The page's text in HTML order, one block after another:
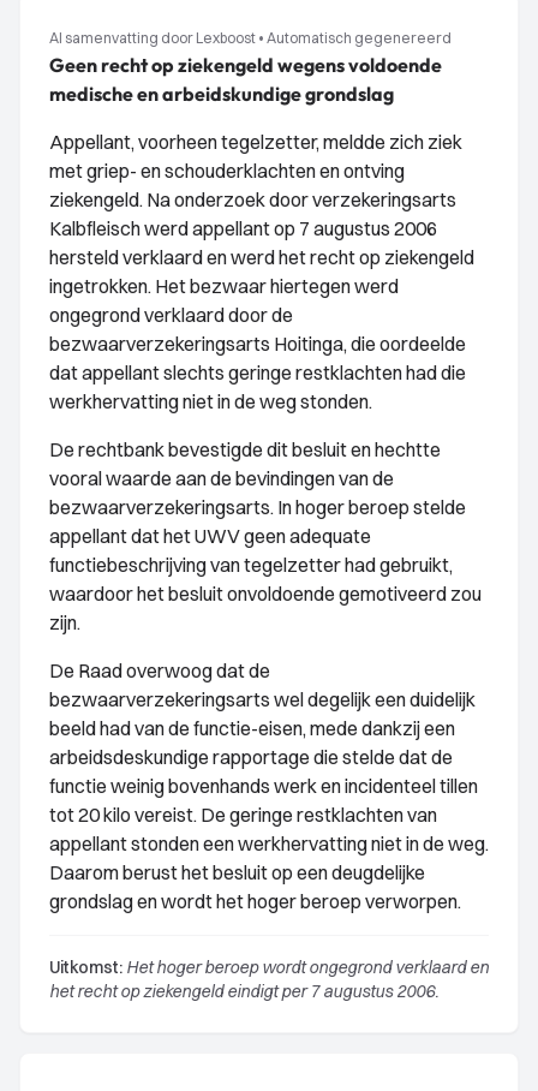
AI samenvatting door Lexboost • Automatisch gegenereerd
Geen recht op ziekengeld wegens voldoende
medische en arbeidskundige grondslag
Appellant, voorheen tegelzetter, meldde zich ziek
met griep- en schouderklachten en ontving
ziekengeld. Na onderzoek door verzekeringsarts
Kalbfleisch werd appellant op 7 augustus 2006
hersteld verklaard en werd het recht op ziekengeld
ingetrokken. Het bezwaar hiertegen werd
ongegrond verklaard door de
bezwaarverzekeringsarts Hoitinga, die oordeelde
dat appellant slechts geringe restklachten had die
werkhervatting niet in de weg stonden.
De rechtbank bevestigde dit besluit en hechtte
vooral waarde aan de bevindingen van de
bezwaarverzekeringsarts. In hoger beroep stelde
appellant dat het UWV geen adequate
functiebeschrijving van tegelzetter had gebruikt,
waardoor het besluit onvoldoende gemotiveerd zou
zijn.
De Raad overwoog dat de
bezwaarverzekeringsarts wel degelijk een duidelijk
beeld had van de functie-eisen, mede dankzij een
arbeidsdeskundige rapportage die stelde dat de
functie weinig bovenhands werk en incidenteel tillen
tot 20 kilo vereist. De geringe restklachten van
appellant stonden een werkhervatting niet in de weg.
Daarom berust het besluit op een deugdelijke
grondslag en wordt het hoger beroep verworpen.
Uitkomst: Het hoger beroep wordt ongegrond verklaard en
het recht op ziekengeld eindigt per 7 augustus 2006.